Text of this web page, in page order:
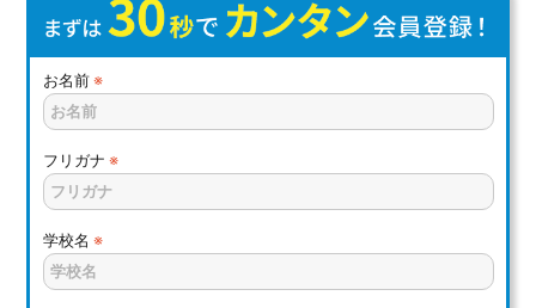
お名前 ※
フリガナ ※
学校名 ※